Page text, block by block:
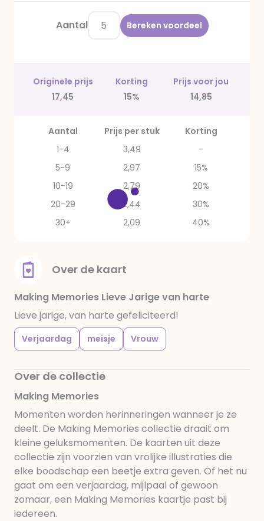
Aantal Bereken voordeel
Originele prijs Korting
Prijs voor jou
17,45
15% 14,85
Aantal Prijs per stuk
Korting
1-4
3,49
-
5-9
2,97
15%
10-19
2,79
20%
20-29
2,44
30%
30+
2,09 40%
Over de kaart
Making Memories Lieve Jarige van harte
Lieve jarige, van harte gefeliciteerd!
Verjaardag meisje Vrouw
Over de collectie
Making Memories
Momenten worden herinneringen wanneer je ze
deelt. De Making Memories collectie draait om
kleine geluksmomenten. De kaarten uit deze
collectie zijn voorzien van vrolijke illustraties die
elke boodschap een beetje extra geven. Of het nu
gaat om een verjaardag, mijlpaal of gewoon
zomaar, een Making Memories kaartje past bij
iedereen.